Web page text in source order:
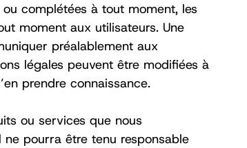
complétées à tout moment, les
moment aux utilisateurs. Une
préalablement aux
légales peuvent être modifiées à
prendre connaissance.
ou services que nous
pourra être tenu responsable